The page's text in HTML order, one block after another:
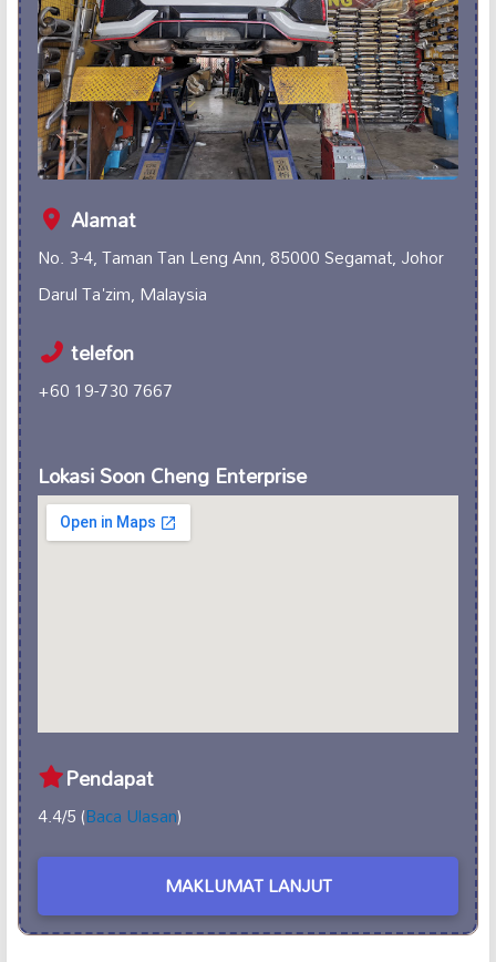
Alamat
No. 3-4, Taman Tan Leng Ann, 85000 Segamat, Johor
Darul Ta'zim, Malaysia
telefon
+60 19-730 7667
Lokasi Soon Cheng Enterprise
Pendapat
4.4/5 (Baca Ulasan)
MAKLUMAT LANJUT